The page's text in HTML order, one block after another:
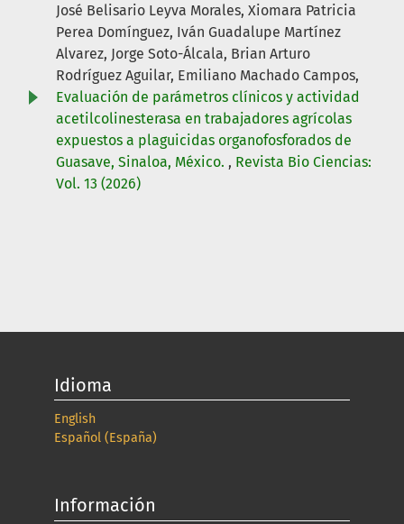
José Belisario Leyva Morales, Xiomara Patricia
Perea Domínguez, Iván Guadalupe Martínez
Alvarez, Jorge Soto-Álcala, Brian Arturo
Rodríguez Aguilar, Emiliano Machado Campos,
Evaluación de parámetros clínicos y actividad
acetilcolinesterasa en trabajadores agrícolas
expuestos a plaguicidas organofosforados de
Guasave, Sinaloa, México. , Revista Bio Ciencias:
Vol. 13 (2026)
Idioma
English
Español (España)
Información